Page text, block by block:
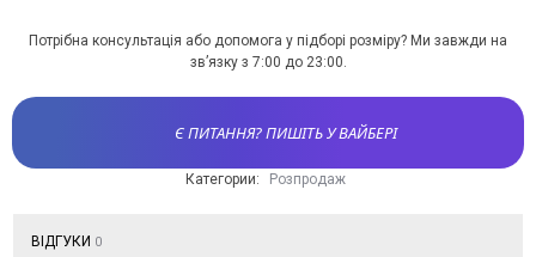
Потрібна консультація або допомога у підборі розміру? Ми завжди на
зв’язку з 7:00 до 23:00.
Є ПИТАННЯ? ПИШІТЬ У ВАЙБЕРІ
Категории: Розпродаж
ВІДГУКИ 0